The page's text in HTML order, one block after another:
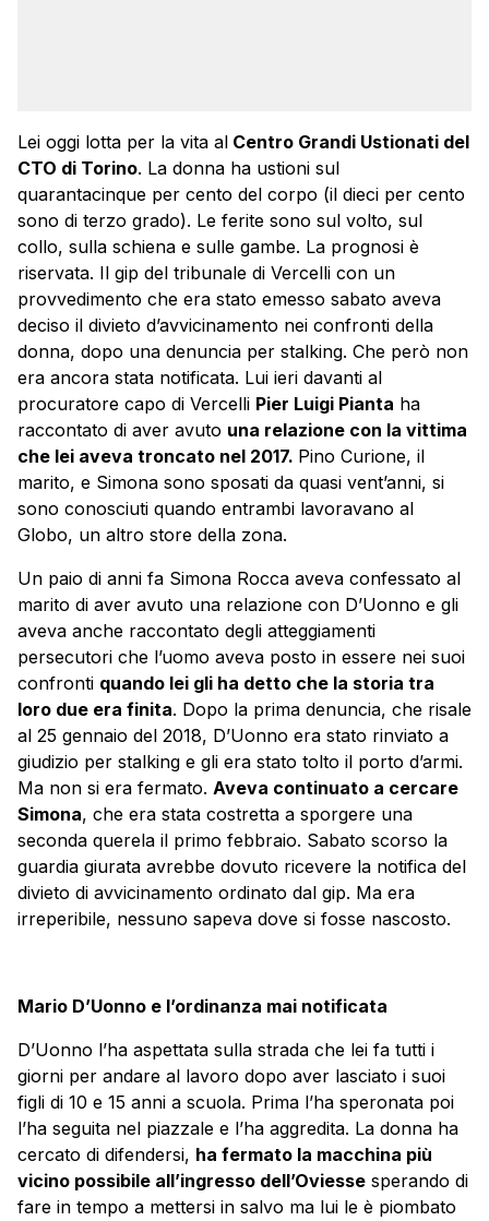
Lei oggi lotta per la vita al Centro Grandi Ustionati del
CTO di Torino. La donna ha ustioni sul
quarantacinque per cento del corpo (il dieci per cento
sono di terzo grado). Le ferite sono sul volto, sul
collo, sulla schiena e sulle gambe. La prognosi è
riservata. Il gip del tribunale di Vercelli con un
provvedimento che era stato emesso sabato aveva
deciso il divieto d’avvicinamento nei confronti della
donna, dopo una denuncia per stalking. Che però non
era ancora stata notificata. Lui ieri davanti al
procuratore capo di Vercelli Pier Luigi Pianta ha
raccontato di aver avuto una relazione con la vittima
che lei aveva troncato nel 2017. Pino Curione, il
marito, e Simona sono sposati da quasi vent’anni, si
sono conosciuti quando entrambi lavoravano al
Globo, un altro store della zona.
Un paio di anni fa Simona Rocca aveva confessato al
marito di aver avuto una relazione con D’Uonno e gli
aveva anche raccontato degli atteggiamenti
persecutori che l’uomo aveva posto in essere nei suoi
confronti quando lei gli ha detto che la storia tra
loro due era finita. Dopo la prima denuncia, che risale
al 25 gennaio del 2018, D’Uonno era stato rinviato a
giudizio per stalking e gli era stato tolto il porto d’armi.
Ma non si era fermato. Aveva continuato a cercare
Simona, che era stata costretta a sporgere una
seconda querela il primo febbraio. Sabato scorso la
guardia giurata avrebbe dovuto ricevere la notifica del
divieto di avvicinamento ordinato dal gip. Ma era
irreperibile, nessuno sapeva dove si fosse nascosto.
Mario D’Uonno e l’ordinanza mai notificata
D’Uonno l’ha aspettata sulla strada che lei fa tutti i
giorni per andare al lavoro dopo aver lasciato i suoi
figli di 10 e 15 anni a scuola. Prima l’ha speronata poi
l’ha seguita nel piazzale e l’ha aggredita. La donna ha
cercato di difendersi, ha fermato la macchina più
vicino possibile all’ingresso dell’Oviesse sperando di
fare in tempo a mettersi in salvo ma lui le è piombato